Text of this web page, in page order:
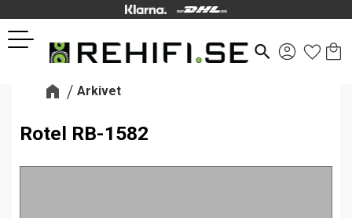
Meny
search
Arkivet
Rotel RB-1582